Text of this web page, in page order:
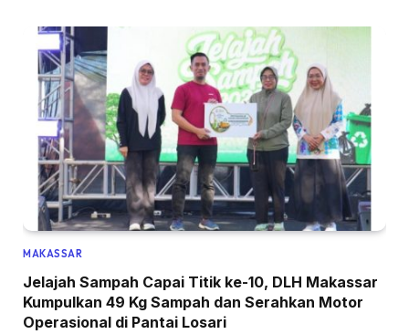
MAKASSAR
Jelajah Sampah Capai Titik ke-10, DLH Makassar
Kumpulkan 49 Kg Sampah dan Serahkan Motor
Operasional di Pantai Losari